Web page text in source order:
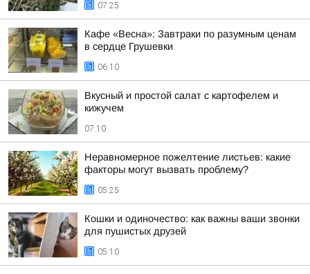
07:25
Кафе «Весна»: Завтраки по разумным ценам
в сердце Грушевки
06:10
Вкусный и простой салат с картофелем и
кижучем
07:10
Неравномерное пожелтение листьев: какие
факторы могут вызвать проблему?
05:25
Кошки и одиночество: как важны ваши звонки
для пушистых друзей
05:10